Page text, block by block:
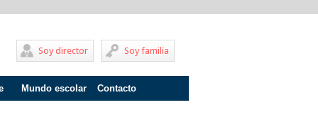
Soy familia
Soy director
Mundo escolar Contacto